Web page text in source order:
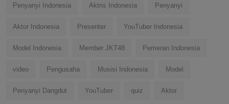
Penyanyi Indonesia Aktris Indonesia Penyanyi
Aktor Indonesia Presenter YouTuber Indonesia
Model Indonesia Member JKT48 Pemeran Indonesia
video Pengusaha Musisi Indonesia Model
Penyanyi Dangdut YouTuber quiz Aktor